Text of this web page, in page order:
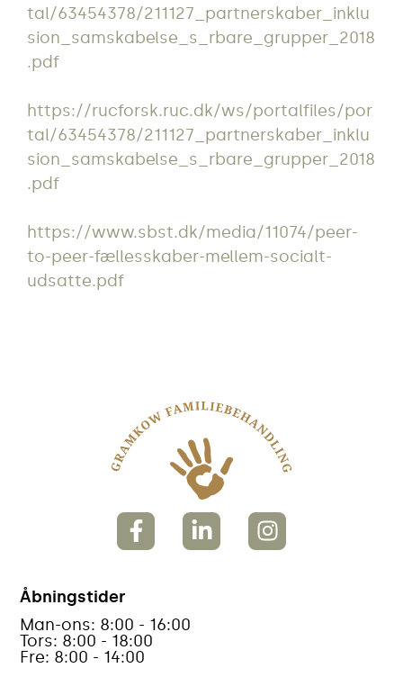
tal/63454378/211127_partnerskaber_inklu
sion_samskabelse_s_rbare_grupper_2018
.pdf
https://rucforsk.ruc.dk/ws/portalfiles/por
tal/63454378/211127_partnerskaber_inklu
sion_samskabelse_s_rbare_grupper_2018
.pdf
https://www.sbst.dk/media/11074/peer-
to-peer-fællesskaber-mellem-socialt-
udsatte.pdf
Åbningstider
Man-ons: 8:00 - 16:00
Tors: 8:00 - 18:00
Fre: 8:00 - 14:00